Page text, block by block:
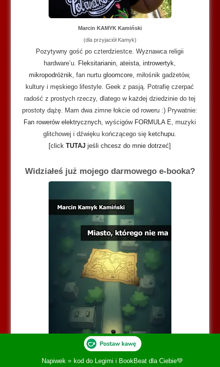
Marcin KAMYK Kamiński
(dla przyjaciół Kamyk)
Pozytywny gość po czterdziestce. Wyznawca religii
hardware’u. Fleksitarianin,ateista,introwertyk,
mikropodróżnik, fan nurtugloomcore, miłośnik gadżetów,
kultury i męskiego lifestyle. Geek z pasją. Potrafię czerpać
radość z prostych rzeczy, dlatego w każdej dziedzinie do tej
prostoty dążę. Mam dwa zimne łokcie od roweru :) Prywatnie:
Fan rowerów elektrycznych, wyścigów FORMULA E, muzyki
glitchowej i dźwięku kończącego się ketchupu.
[clickTUTAJ jeśli chcesz do mnie dotrzeć]
Widziałeś już mojego darmowego e-booka?
Napiwek = kod do Legimi i BookBeat dla Ciebie💚